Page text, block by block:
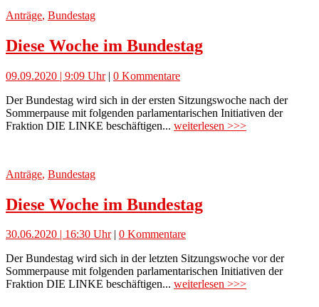
Anträge, Bundestag
Diese Woche im Bundestag
09.09.2020 | 9:09 Uhr| 0 Kommentare
Der Bundestag wird sich in der ersten Sitzungswoche nach der
Sommerpause mit folgenden parlamentarischen Initiativen der
Fraktion DIE LINKE beschäftigen... weiterlesen >>>
Anträge, Bundestag
Diese Woche im Bundestag
30.06.2020 | 16:30 Uhr| 0 Kommentare
Der Bundestag wird sich in der letzten Sitzungswoche vor der
Sommerpause mit folgenden parlamentarischen Initiativen der
Fraktion DIE LINKE beschäftigen... weiterlesen >>>